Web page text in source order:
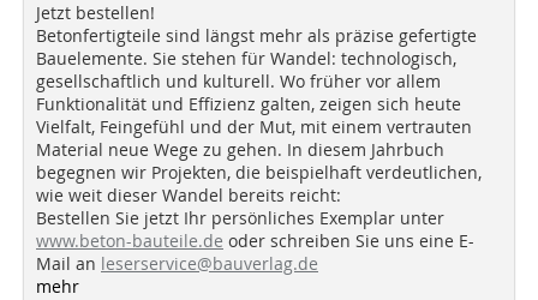
Jetzt bestellen!
Betonfertigteile sind längst mehr als präzise gefertigte
Bauelemente. Sie stehen für Wandel: technologisch,
gesellschaftlich und kulturell. Wo früher vor allem
Funktionalität und Effizienz galten, zeigen sich heute
Vielfalt, Feingefühl und der Mut, mit einem vertrauten
Material neue Wege zu gehen. In diesem Jahrbuch
begegnen wir Projekten, die beispielhaft verdeutlichen,
wie weit dieser Wandel bereits reicht:
Bestellen Sie jetzt Ihr persönliches Exemplar unter
www.beton-bauteile.de oder schreiben Sie uns eine E-
Mail an leserservice@bauverlag.de
mehr